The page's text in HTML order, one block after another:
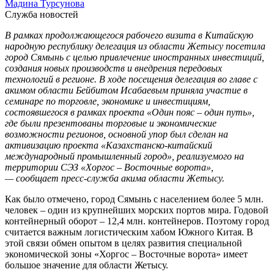
Мадина Турсунова
Служба новостей
В рамках продолжающегося рабочего визита в Китайскую
народную республику делегация из области Жетысу посетила
город Сямынь с целью привлечение иностранных инвестиций,
создания новых производств и внедрения передовых
технологий в регионе. В ходе посещения делегация во главе с
акимом области Бейбитом Исабаевым приняла участие в
семинаре по торговле, экономике и инвестициям,
состоявшегося в рамках проекта «Один пояс – один путь»,
где были презентованы торговые и экономические
возможности регионов, основной упор был сделан на
активизацию проекта «Казахстанско-китайский
международный промышленный город», реализуемого на
территории СЭЗ «Хоргос – Восточные ворота»,
— сообщает пресс-служба акима области Жетысу.
Как было отмечено, город Сямынь с населением более 5 млн.
человек – один из крупнейших морских портов мира. Годовой
контейнерный оборот – 12,4 млн. контейнеров. Поэтому город
считается важным логистическим хабом Южного Китая. В
этой связи обмен опытом в целях развития специальной
экономической зоны «Хоргос – Восточные ворота» имеет
большое значение для области Жетысу.